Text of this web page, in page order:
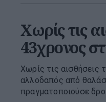
Χωρίς τις
43χρονος
Χωρίς τις αισθήσεις
αλλοδαπός από
πραγματοποιούσε